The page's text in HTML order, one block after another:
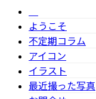
ようこそ
不定期コラム
アイコン
イラスト
最近撮った写真